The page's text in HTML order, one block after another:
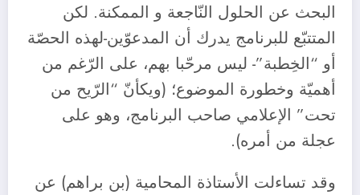
البحث عن الحلول النّاجعة و الممكنة. لكن
المتتبّع للبرنامج يدرك أن المدعوّين-لهذه الحصّة
أو “الخِطبة”- ليس مرحّبا بهم، على الرّغم من
أهميّة وخطورة الموضوع؛ (ويكأنّ “الرّيح من
تحت” الإعلامي صاحب البرنامج، وهو على
عجلة من أمره).
وقد تساءلت الأستاذة المحامية (بن براهم) عن